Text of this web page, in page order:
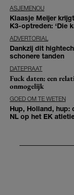
ASJEMENOU
Klaasje Meijer
K3-optreden: ‘Die
ADVERTORIAL
Dankzij dit
schonere tanden
DATEPRAAT
Fuck daten: een
onmogelijk
GOED OM TE WETEN
Hup, Holland, hup:
NL op het EK